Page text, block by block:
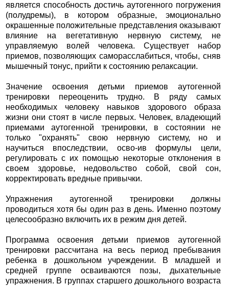
является способность достичь аутогенного погружения
(полудремы), в котором образные, эмоционально
окрашенные положительные представления оказывают
влияние на вегетативную нервную систему, не
управляемую волей человека. Существует набор
приемов, позволяющих саморасслабиться, чтобы, сняв
мышечный тонус, прийти к состоянию релаксации.
Значение освоения детьми приемов аутогенной
тренировки переоценить трудно. В ряду самых
необходимых человеку навыков здорового образа
жизни они стоят в числе первых. Человек, владеющий
приемами аутогенной тренировки, в состоянии не
только "охранять" свою нервную систему, но и
научиться впоследствии, осво-ив формулы цели,
регулировать с их помощью некоторые отклонения в
своем здоровье, недовольство собой, свой сон,
корректировать вредные привычки.
Упражнения аутогенной тренировки должны
проводиться хотя бы один раз в день. Именно поэтому
целесообразно включить их в режим дня детей.
Программа освоения детьми приемов аутогенной
тренировки рассчитана на весь период пребывания
ребенка в дошкольном учреждении. В младшей и
средней группе осваиваются позы, дыхательные
упражнения. В группах старшего дошкольного возраста